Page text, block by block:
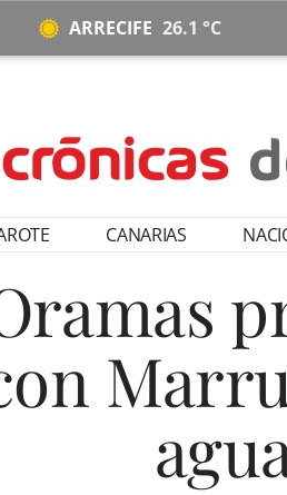
ARRECIFE 26.1 °C
CANARIAS